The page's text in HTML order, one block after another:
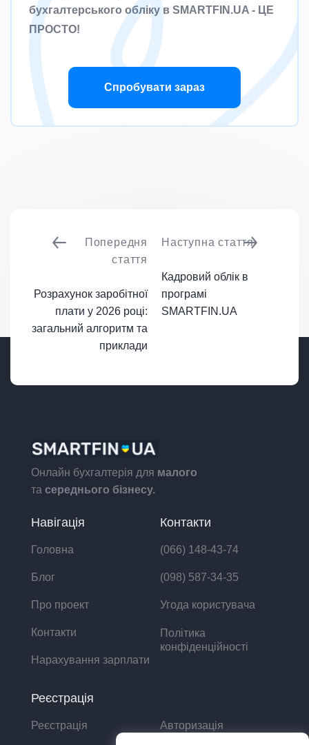
бухгалтерського обліку в SMARTFIN.UA - ЦЕ
ПРОСТО!
Спробувати зараз
Попередня
стаття
Розрахунок заробітної
плати у 2026 році:
загальний алгоритм та
приклади
Наступна стаття
Кадровий облік в
програмі
SMARTFIN.UA
Онлайн бухгалтерія для малого
та середнього бізнесу.
Навігація
Головна
Блог
Про проект
Контакти
Нарахування зарплати
Контакти
(066) 148-43-74
(098) 587-34-35
Угода користувача
Політика
конфіденційності
Реєстрація
Реєстрація Авторизація